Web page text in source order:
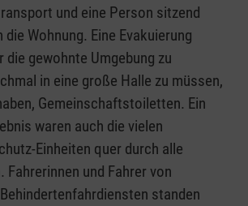
und eine Person sitzend
die Wohnung. Eine Evakuierung
die gewohnte Umgebung zu
in eine große Halle zu müssen,
Gemeinschaftstoiletten. Ein
waren auch die vielen
Einheiten quer durch alle
Fahrerinnen und Fahrer von
standen